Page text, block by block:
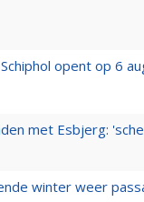
opent op 6
met Esbjerg:
winter weer